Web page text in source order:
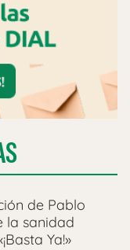
de Pablo
la sanidad
Ya!»